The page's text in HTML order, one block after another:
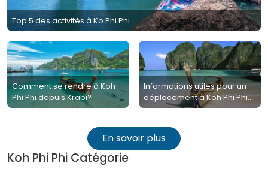
Top 5 des activités à Ko Phi Phi
Comment se rendre à Koh
Phi Phi depuis Krabi?
Informations utiles pour un
déplacement à Koh Phi Phi
depuis Phuket
En savoir plus
Koh Phi Phi Catégorie